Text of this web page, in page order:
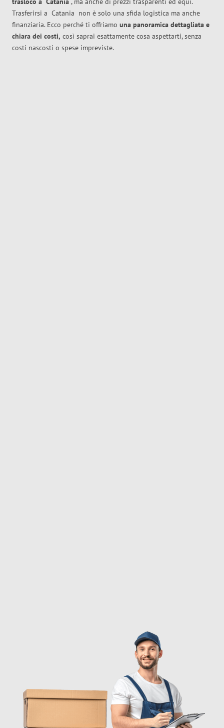
Trasferirsi a Catania non è solo una sfida logistica ma anche
finanziaria. Ecco perché ti offriamo una panoramica dettagliata e
chiara dei costi, così saprai esattamente cosa aspettarti, senza
costi nascosti o spese impreviste.